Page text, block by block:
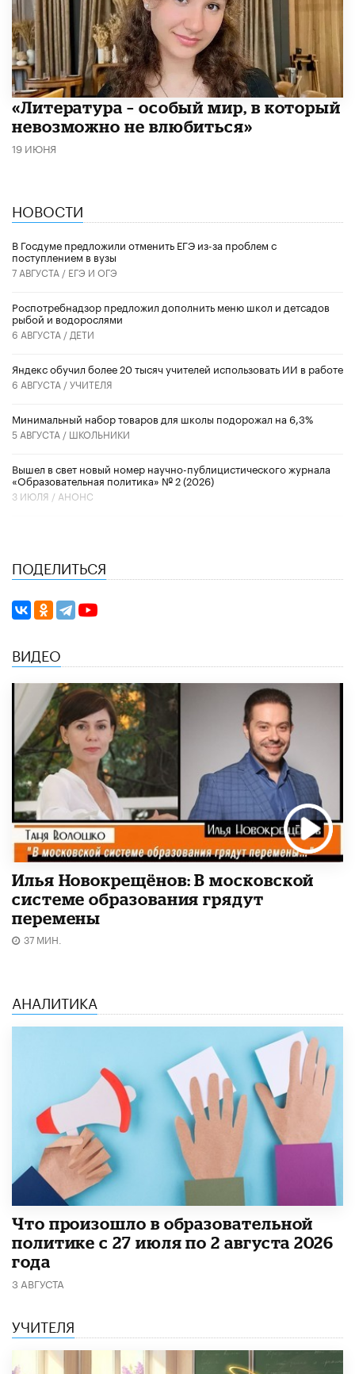
​«Литература – особый мир, в который
невозможно не влюбиться»
19 ИЮНЯ
НОВОСТИ
В Госдуме предложили отменить ЕГЭ из-за проблем с
поступлением в вузы
7 АВГУСТА / ЕГЭ И ОГЭ
Роспотребнадзор предложил дополнить меню школ и детсадов
рыбой и водорослями
6 АВГУСТА / ДЕТИ
​Яндекс обучил более 20 тысяч учителей использовать ИИ в работе
6 АВГУСТА /УЧИТЕЛЯ
Минимальный набор товаров для школы подорожал на 6,3%
5 АВГУСТА / ШКОЛЬНИКИ
Вышел в свет новый номер научно-публицистического журнала
«Образовательная политика» № 2 (2026)
3 ИЮЛЯ / АНОНС
ПОДЕЛИТЬСЯ
ВИДЕО
Илья Новокрещёнов: В московской
системе образования грядут
перемены
37 МИН.
АНАЛИТИКА
​Что произошло в образовательной
политике с 27 июля по 2 августа 2026
года
3 АВГУСТА
УЧИТЕЛЯ